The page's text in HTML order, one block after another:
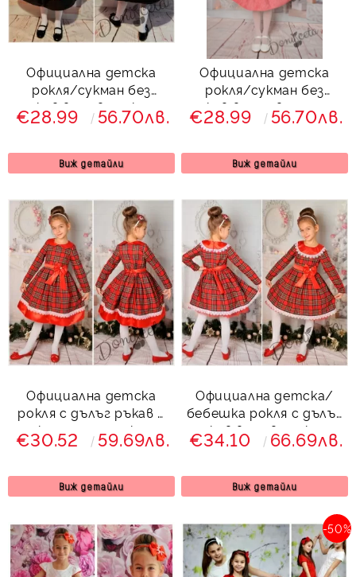
Официална детска
рокля/сукман без
ръкав в червено каре
€28.99 56.70лв.
Виж детайли
Официална детска
рокля/сукман без
ръкав в розово с рози
€28.99 56.70лв.
Виж детайли
Официална детска
рокля с дълъг ръкав в
каре с панделка
€30.52 59.69лв.
Виж детайли
Официална детска/
бебешка рокля с дълъг
ръкав в червено каре
€34.10 66.69лв.
Виж детайли
-50%